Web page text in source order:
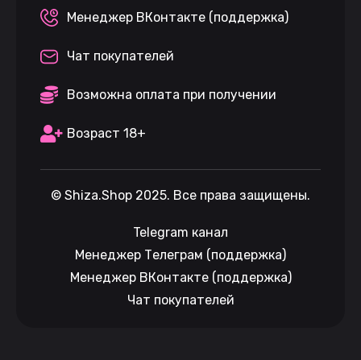
Менеджер ВКонтакте (поддержка)
Чат покупателей
Возможна оплата при получении
Возраст 18+
© Shiza.Shop 2025. Все права защищены.
Telegram канал
Менеджер Телеграм (поддержка)
Менеджер ВКонтакте (поддержка)
Чат покупателей